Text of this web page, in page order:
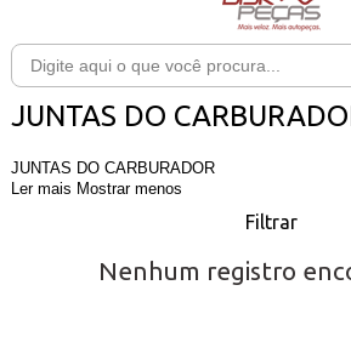
JUNTAS DO
JUNTAS DO CARBURADOR
Ler mais Mostrar menos
Filtrar
Nenhum registro